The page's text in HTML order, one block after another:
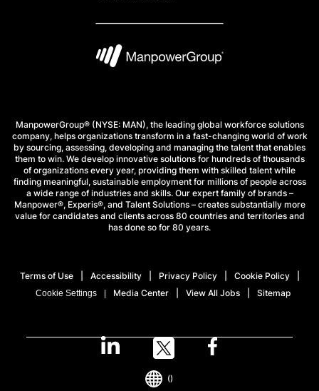
ManpowerGroup® (NYSE: MAN), the leading global workforce solutions
company, helps organizations transform in a fast-changing world of work
by sourcing, assessing, developing and managing the talent that enables
them to win. We develop innovative solutions for hundreds of thousands
of organizations every year, providing them with skilled talent while
finding meaningful, sustainable employment for millions of people across
a wide range of industries and skills. Our expert family of brands –
Manpower®, Experis®, and Talent Solutions – creates substantially more
value for candidates and clients across 80 countries and territories and
has done so for 80 years.
Terms of Use Accessibility Privacy Policy Cookie Policy
Cookie Settings Media Center View All Jobs Sitemap
()